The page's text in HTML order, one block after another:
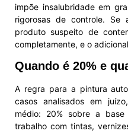
impõe insalubridade em
rigorosas de controle. Se
produto suspeito de
completamente, e o
Quando é 20% e
A regra para a pintura
casos analisados em
médio: 20% sobre a
trabalho com tintas,